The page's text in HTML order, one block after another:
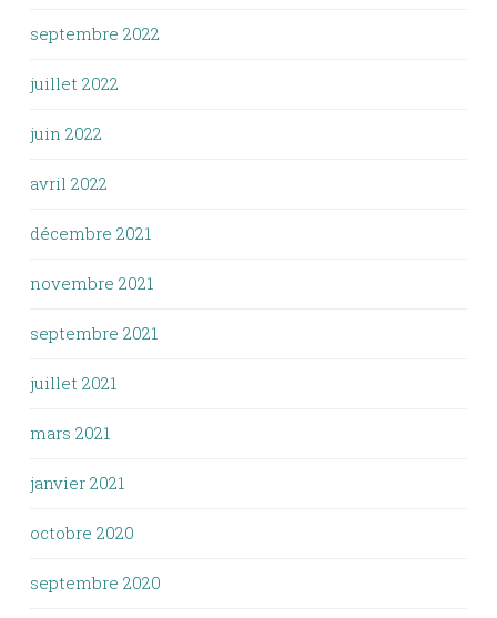
septembre 2022
juillet 2022
juin 2022
avril 2022
décembre 2021
novembre 2021
septembre 2021
juillet 2021
mars 2021
janvier 2021
octobre 2020
septembre 2020